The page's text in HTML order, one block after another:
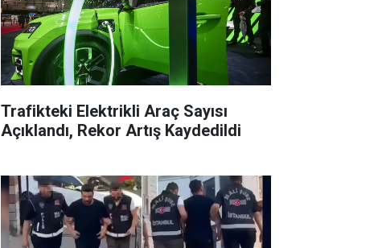
Trafikteki Elektrikli Araç Sayısı
Açıklandı, Rekor Artış Kaydedildi